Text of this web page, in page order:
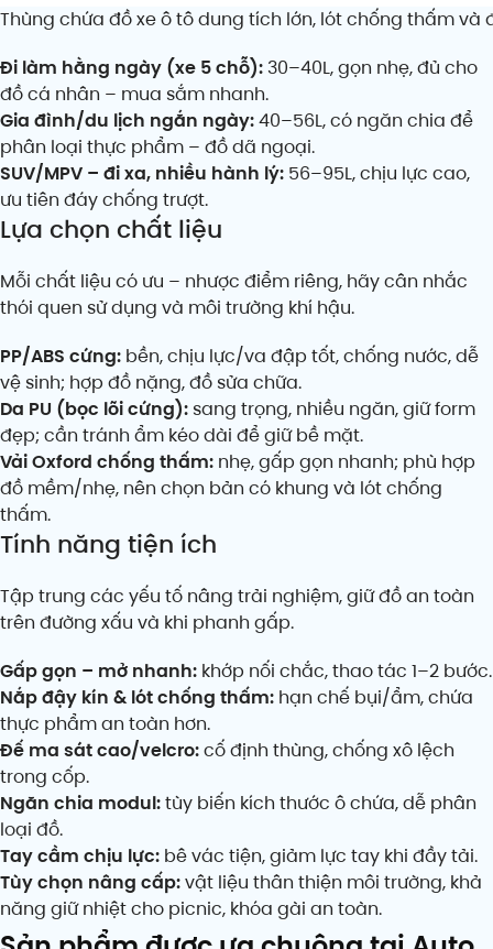
Thùng chứa đồ xe ô tô dung tích lớn, lót chống thấm
Đi làm hằng ngày (xe 5 chỗ): 30–40L, gọn nhẹ, đủ cho
đồ cá nhân – mua sắm nhanh.
Gia đình/du lịch ngắn ngày:40–56L, có ngăn chia để
phân loại thực phẩm – đồ dã ngoại.
SUV/MPV – đi xa, nhiều hành lý: 56–95L, chịu lực cao,
ưu tiên đáy chống trượt.
Lựa chọn chất liệu
Mỗi chất liệu có ưu – nhược điểm riêng, hãy cân nhắc
thói quen sử dụng và môi trường khí hậu.
PP/ABS cứng: bền, chịu lực/va đập tốt, chống nước, dễ
vệ sinh; hợp đồ nặng, đồ sửa chữa.
Da PU (bọc lõi cứng): sang trọng, nhiều ngăn, giữ form
đẹp; cần tránh ẩm kéo dài để giữ bề mặt.
Vải Oxford chống thấm: nhẹ, gấp gọn nhanh; phù hợp
đồ mềm/nhẹ, nên chọn bản có khung và lót chống
thấm.
Tính năng tiện ích
Tập trung các yếu tố nâng trải nghiệm, giữ đồ an toàn
trên đường xấu và khi phanh gấp.
Gấp gọn – mở nhanh: khớp nối chắc, thao tác 1–2 bước.
Nắp đậy kín & lót chống thấm: hạn chế bụi/ẩm, chứa
thực phẩm an toàn hơn.
Đế ma sát cao/velcro:cố định thùng, chống xô lệch
trong cốp.
Ngăn chia modul:tùy biến kích thước ô chứa, dễ phân
loại đồ.
Tay cầm chịu lực: bê vác tiện, giảm lực tay khi đầy tải.
Tùy chọn nâng cấp:vật liệu thân thiện môi trường, khả
năng giữ nhiệt cho picnic, khóa gài an toàn.